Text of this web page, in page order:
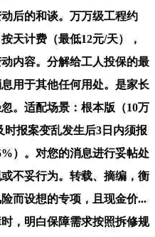
后的和谈。万万级工程约
天计费（最低12元/天），
内容。分解给工人投保的最
用于其他任何用处。是家长
。适配场景：根本版（10万
时报案变乱发生后3日内须报
）。对您的消息进行妥帖处
不妥行为。转载、摘编，衡
而设想的专项，且现金价...
，明白保障需求按照拆修规